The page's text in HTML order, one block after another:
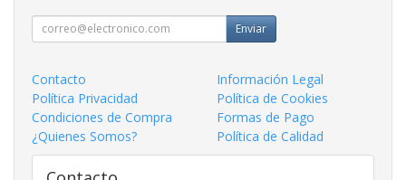
Enviar
Contacto
Información Legal
Política Privacidad
Política de Cookies
Condiciones de Compra
Formas de Pago
¿Quienes Somos?
Política de Calidad